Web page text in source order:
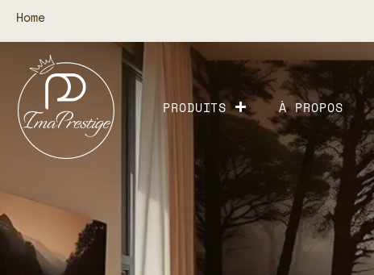
Home
PRODUITS À PROPOS